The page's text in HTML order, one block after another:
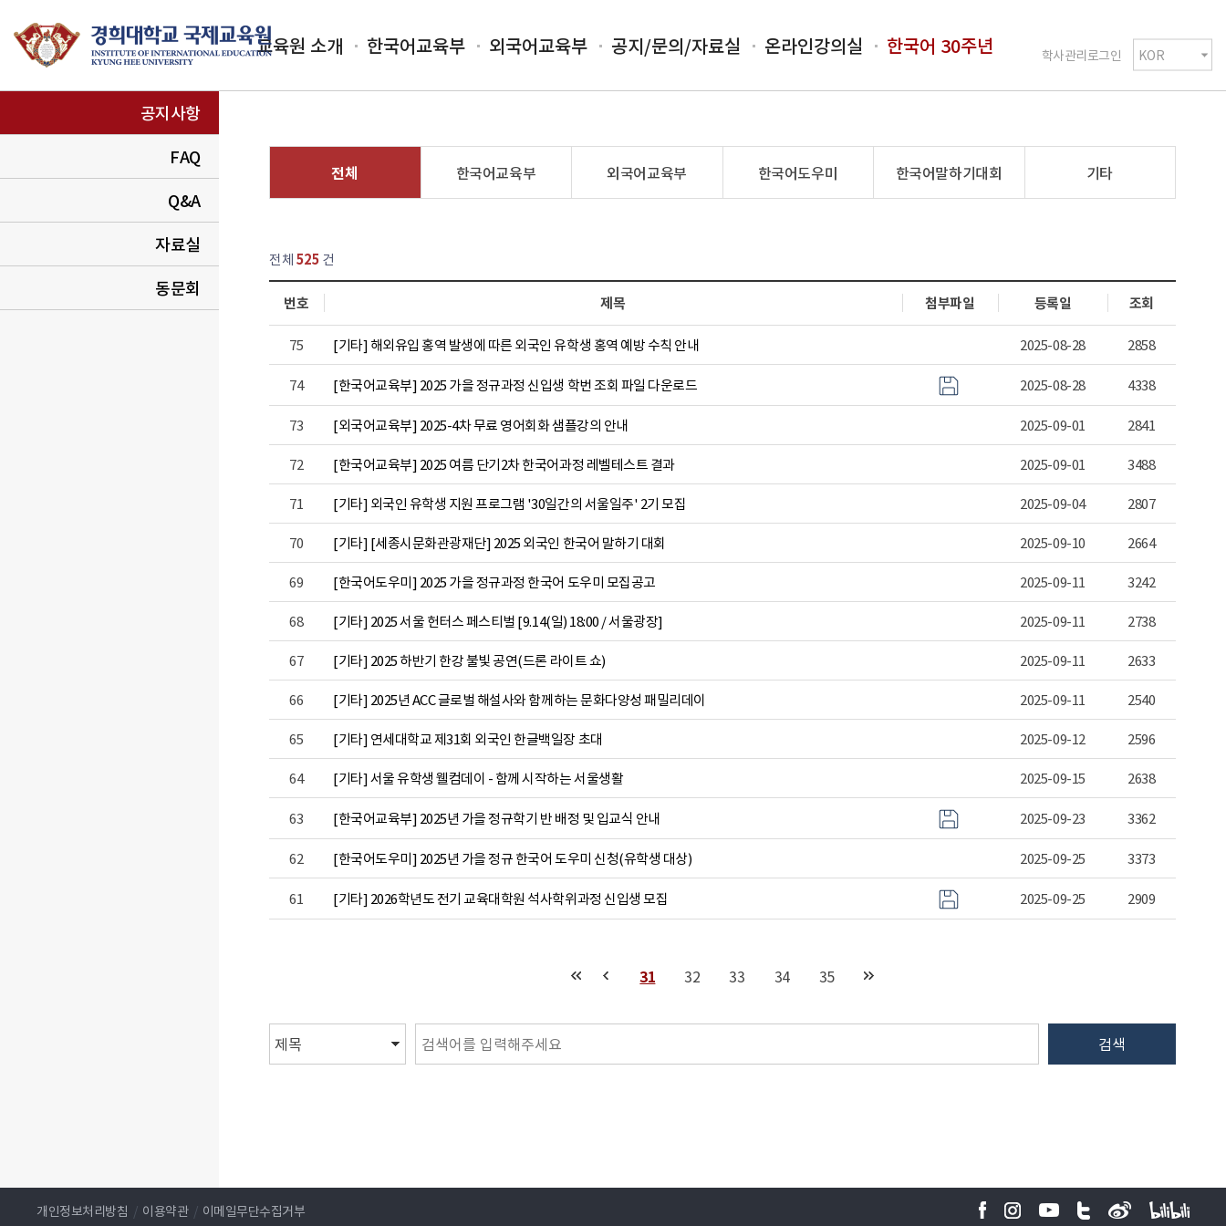
학사관리로그인
교육원 소개 한국어교육부 외국어교육부 공지/문의/자료실 온라인강의실 한국어 30주년
공지사항
FAQ
Q&A
자료실
동문회
전체 한국어교육부 외국어교육부 한국어도우미 한국어말하기대회 기타
전체525건
번호 제목 첨부파일 등록일 조회
75 [기타] 해외유입 홍역 발생에 따른 외국인 유학생 홍역 예방 수칙 안내 2025-08-28
2858
74
[한국어교육부] 2025 가을 정규과정 신입생 학번 조회 파일 다운로드 2025-08-28
4338
73
[외국어교육부] 2025-4차 무료 영어회화 샘플강의 안내 2025-09-01
2841
72
[한국어교육부] 2025 여름 단기2차 한국어과정 레벨테스트 결과 2025-09-01
3488
71
[기타] 외국인 유학생 지원 프로그램 '30일간의 서울일주' 2기 모집 2025-09-04
2807
70
[기타] [세종시문화관광재단] 2025 외국인 한국어 말하기 대회 2025-09-10
2664
69
[한국어도우미] 2025 가을 정규과정 한국어 도우미 모집공고 2025-09-11
3242
68
[기타] 2025 서울 헌터스 페스티벌 [9.14(일) 18:00 / 서울광장] 2025-09-11
2738
67
[기타] 2025 하반기 한강 불빛 공연(드론 라이트 쇼) 2025-09-11
2633
66
[기타] 2025년 ACC 글로벌 해설사와 함께하는 문화다양성 패밀리데이 2025-09-11
2540
65
[기타] 연세대학교 제31회 외국인 한글백일장 초대 2025-09-12
2596
64
[기타] 서울 유학생 웰컴데이 - 함께 시작하는 서울생활 2025-09-15
2638
63
[한국어교육부] 2025년 가을 정규학기 반 배정 및 입교식 안내 2025-09-23
3362
62
[한국어도우미] 2025년 가을 정규 한국어 도우미 신청(유학생 대상) 2025-09-25
3373
61
[기타] 2026학년도 전기 교육대학원 석사학위과정 신입생 모집 2025-09-25 2909
31 32 33 34 35
검색
개인정보처리방침 / 이용약관 / 이메일무단수집거부